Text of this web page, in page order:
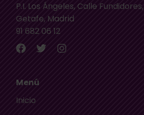
P.I. Los Ángeles, Calle
Getafe, Madrid
91 682 06 12
Menú
Inicio